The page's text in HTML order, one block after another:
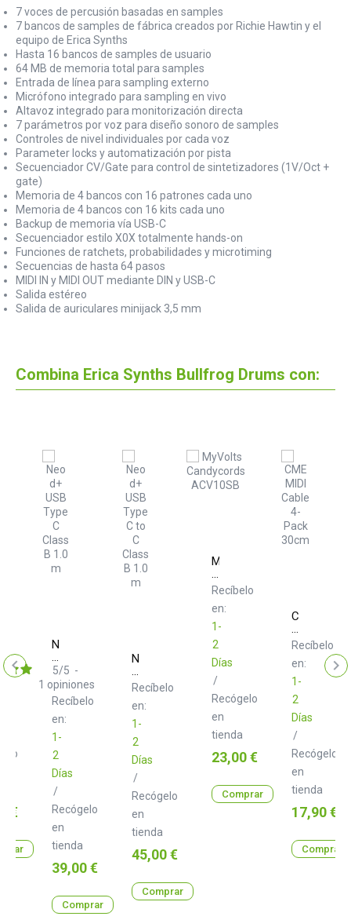
7 voces de percusión basadas en samples
7 bancos de samples de fábrica creados por Richie Hawtin y el
equipo de Erica Synths
Hasta 16 bancos de samples de usuario
64 MB de memoria total para samples
Entrada de línea para sampling externo
Micrófono integrado para sampling en vivo
Altavoz integrado para monitorización directa
7 parámetros por voz para diseño sonoro de samples
Controles de nivel individuales por cada voz
Parameter locks y automatización por pista
Secuenciador CV/Gate para control de sintetizadores (1V/Oct +
gate)
Memoria de 4 bancos con 16 patrones cada uno
Memoria de 4 bancos con 16 kits cada uno
Backup de memoria vía USB-C
Secuenciador estilo X0X totalmente hands-on
Funciones de ratchets, probabilidades y microtiming
Secuencias de hasta 64 pasos
MIDI IN y MIDI OUT mediante DIN y USB-C
Salida estéreo
Salida de auriculares minijack 3,5 mm
Combina Erica Synths Bullfrog Drums con:
€
Neo
d+
USB
Type
C
Class
B
1.0
m
Recíbelo
en:
1-
2
Días
/
Recógelo
en
tienda
5/5 -
1 opiniones
Precio
39,00 €
Comprar
Neo
d+
USB
Type
C
to
C
Class
B
1.0
m
Recíbelo
en:
1-
2
Días
/
Recógelo
en
tienda
Precio
45,00 €
Comprar
MyVolts
Candycords
ACV10SB
Recíbelo
en:
1-
2
Días
/
Recógelo
en
tienda
Precio
23,00 €
Comprar
CME
MIDI
Cable
4-
Pack
30cm
Recíbelo
en:
1-
2
Días
/
Recógelo
en
tienda
Precio
17,90 €
Comprar